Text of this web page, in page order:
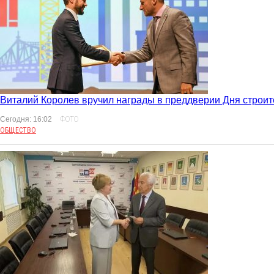
Виталий Королев вручил награды в преддверии Дня
Сегодня: 16:02
ФОТО
ОБЩЕСТВО